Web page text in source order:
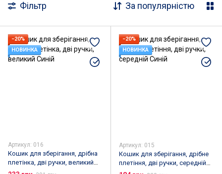
Кошики для зберігання Банки та ємності для круп
Фільтр За популярністю
−20%
НОВИНКА
Артикул: 016
Кошик для зберігання, дрібна
плетінка, дві ручки, великий
Синій
−20%
НОВИНКА
Артикул: 015
Кошик для зберігання, дрібне
плетіння, дві ручки, середній
Синій